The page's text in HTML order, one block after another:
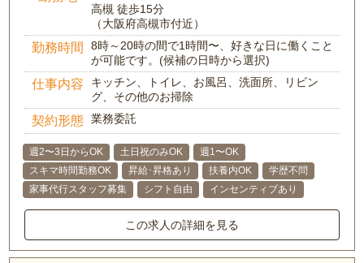
高槻 徒歩15分
（大阪府高槻市付近）
勤務時間
8時～20時の間で1時間〜、好きな日に働くこと
が可能です。(候補の日時から選択)
仕事内容
キッチン、トイレ、お風呂、洗面所、リビン
グ、その他のお掃除
契約形態 業務委託
週2〜3日からOK 土日祝のみOK
週1〜OK
スキマ時間勤務OK
昇給･昇格あり 扶養内OK
学歴不問
家事代行スタッフ募集
シフト自由 インセンティブあり
この求人の詳細を見る